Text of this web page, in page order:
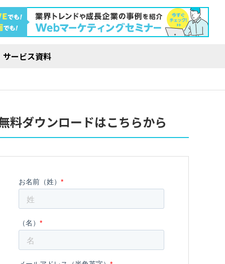
サービス資料
料ダウンロードはこちらから